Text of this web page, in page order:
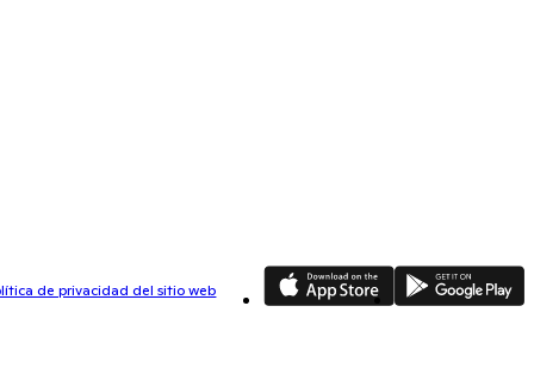
de privacidad del sitio web
App Store Google Play